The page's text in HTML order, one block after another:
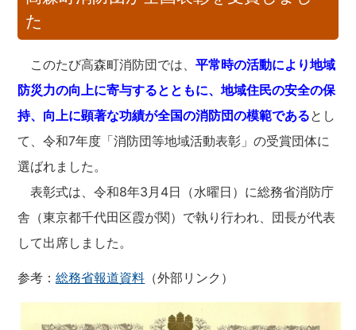
た
このたび高森町消防団では、平常時の活動により地域
防災力の向上に寄与するとともに、地域住民の安全の保
持、向上に顕著な功績が全国の消防団の模範であるとし
て、令和7年度「消防団等地域活動表彰」の受賞団体に
選ばれました。
表彰式は、令和8年3月4日（水曜日）に総務省消防庁
舎（東京都千代田区霞が関）で執り行われ、団長が代表
して出席しました。
参考：総務省報道資料 （外部リンク）